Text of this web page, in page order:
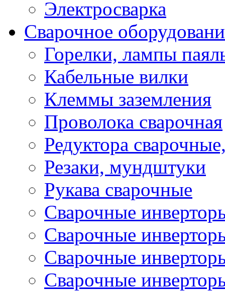
Электросварка
Сварочное
Горелки, лампы
Кабельные вилки
Клеммы заземления
Проволока сварочная
Редуктора
Резаки, мундштуки
Рукава сварочные
Сварочные
Сварочные
Сварочные
Сварочные